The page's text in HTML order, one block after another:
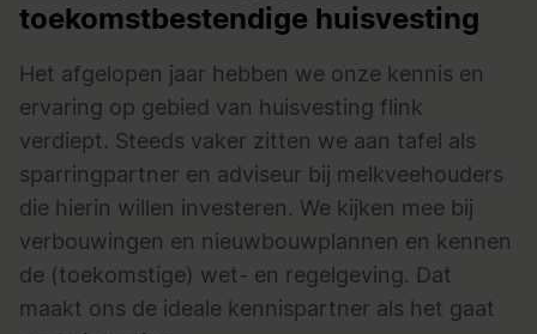
toekomstbestendige huisvesting
Het afgelopen jaar hebben we onze kennis en
ervaring op gebied van huisvesting flink
verdiept. Steeds vaker zitten we aan tafel als
sparringpartner en adviseur bij melkveehouders
die hierin willen investeren. We kijken mee bij
verbouwingen en nieuwbouwplannen en kennen
de (toekomstige) wet- en regelgeving. Dat
maakt ons de ideale kennispartner als het gaat